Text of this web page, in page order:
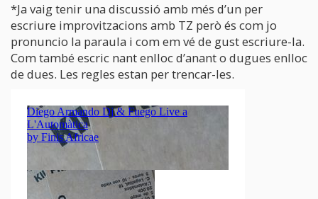
*Ja vaig tenir una discussió amb més d’un per
escriure improvitzacions amb TZ però és com jo
pronuncio la paraula i com em vé de gust escriure-la.
Com també escric nant enlloc d’anant o dugues enlloc
de dues. Les regles estan per trencar-les.